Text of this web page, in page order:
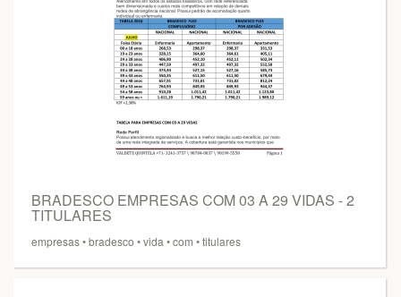
BRADESCO EMPRESAS COM 03 A 29 VIDAS - 2
TITULARES
empresas•bradesco •vida •com •titulares